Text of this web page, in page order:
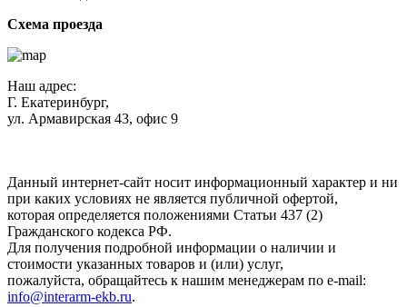
Схема проезда
Наш адрес:
Г. Екатеринбург,
ул. Армавирская 43, офис 9
Данный интернет-сайт носит информационный характер и ни
при каких условиях не является публичной офертой,
которая определяется положениями Статьи 437 (2)
Гражданского кодекса РФ.
Для получения подробной информации о наличии и
стоимости указанных товаров и (или) услуг,
пожалуйста, обращайтесь к нашим менеджерам по e-mail:
info@interarm-ekb.ru.